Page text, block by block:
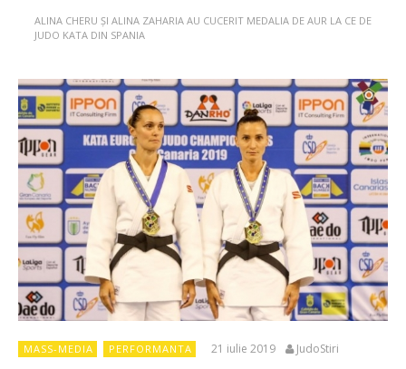
ALINA CHERU ŞI ALINA ZAHARIA AU CUCERIT MEDALIA DE AUR LA CE DE
JUDO KATA DIN SPANIA
MASS-MEDIA PERFORMANTA 21 iulie 2019 JudoStiri